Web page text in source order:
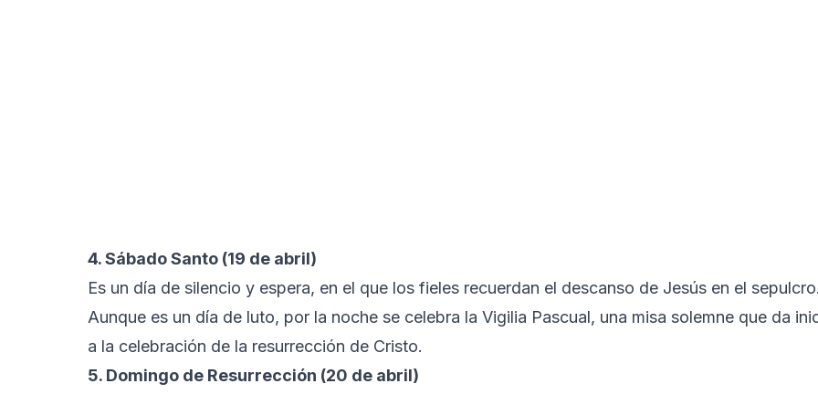
4. Sábado Santo (19 de abril)
Es un día de silencio y espera, en el que los fieles recuerdan el descanso de Jesús en el sepulcro.
Aunque es un día de luto, por la noche se celebra la Vigilia Pascual, una misa solemne que da
a la celebración de la resurrección de Cristo.
5. Domingo de Resurrección (20 de abril)